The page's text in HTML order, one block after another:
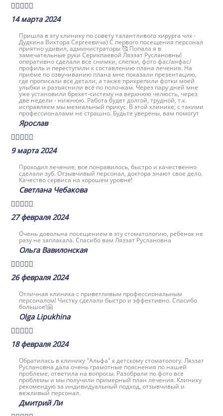

14 марта 2024
Пришла в эту клинику по совету талантливого хирурга члх -
Дудкина Виктора Сергеевича) С первого посещения персонал
приятно удивил, администраторы 🥰 Попала я в
замечательные руки Серикпаевой Ляззат Руслановны!
оперативно сделали все снимки, слепки, фото фас/анфас/
профиль и переступили к составлению плана лечения. На
приёме по озвучиванию плана мне показали презентацию,
где прописали все детали, а также прикрепили фотки моей
улыбки и разъяснили всё по полочкам. Через пару дней мне
уже установили брекет-систему на верхнюю челюсть, через
две недели - нижнюю. Работа будет долгой, трудной, т.к.
исправляем мы мезиальный прикус. В этой клинике, с такими
профессионалами не страшно. Будьте уверены, вам помогут
Ярослав

9 марта 2024
Проходил лечение, все понравилось, быстро и качественно
сделали зуб. Отзывчивый персонал, доктора знают свое дело.
Качество сервиса на хорошем уровне!
Светлана Чебакова

27 февраля 2024
Очень довольна посещением в эту стоматологию, ребенок не
разу не заплакала. Спасибо вам Ляззат Руслановна
Ольга Вавилонская

26 февраля 2024
Отличная клиника с приветливым профессиональным
персоналом! Чистку сделали быстро и эффективно. Спасибо
большое!🤗
Olga Lipukhina

18 февраля 2024
Обратилась в клинику "Альфа" к детскому стоматологу. Ляззат
Руслановна дала очень грамотные пояснения по нашей
проблеме, ответила на вопросы. Разобрали по фото все
проблемы и мы получили примерный план лечения. Клинику
рекомендую за индивидуальный подход, отзывчивый и
вежливый персонал.
Дмитрий Ли